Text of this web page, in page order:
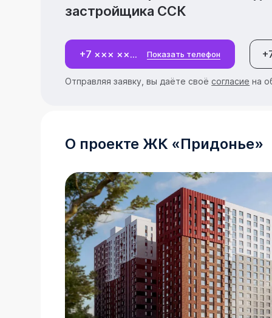
застройщика ССК
+7 ××× ×××-××-××Показать телефон
Отправляя заявку, вы даёте своё согласие на
О проекте ЖК «Придонье»